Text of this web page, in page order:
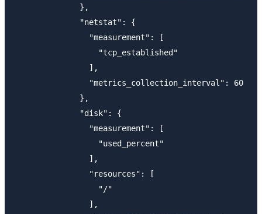
              },
              "netstat": {
                "measurement": [
                  "tcp_established"
                ],
                "metrics_collection_interval": 60
              },
              "disk": {
                "measurement": [
                  "used_percent"
                ],
                "resources": [
                  "/"
                ],